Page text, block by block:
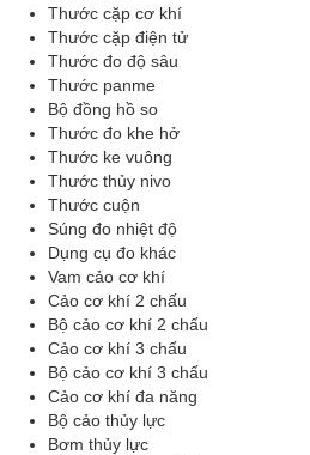
Thước cặp cơ khí
Thước cặp điện tử
Thước đo độ sâu
Thước panme
Bộ đồng hồ so
Thước đo khe hở
Thước ke vuông
Thước thủy nivo
Thước cuộn
Súng đo nhiệt độ
Dụng cụ đo khác
Vam cảo cơ khí
Cảo cơ khí 2 chấu
Bộ cảo cơ khí 2 chấu
Cảo cơ khí 3 chấu
Bộ cảo cơ khí 3 chấu
Cảo cơ khí đa năng
Bộ cảo thủy lực
Bơm thủy lực